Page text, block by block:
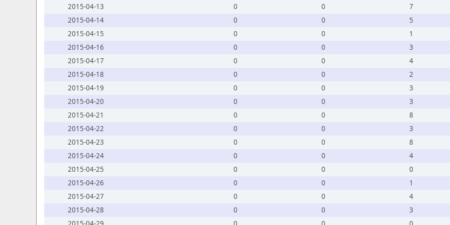
2015-04-13 0 0
7
2015-04-14
0 0
5
2015-04-15
0 0
1
2015-04-16
0 0
3
2015-04-17
0 0
4
2015-04-18
0 0
2
2015-04-19
0 0
3
2015-04-20
0 0
3
2015-04-21
0 0
8
2015-04-22
0 0
3
2015-04-23
0 0
8
2015-04-24
0 0
4
2015-04-25
0 0
0
2015-04-26
0 0
1
2015-04-27
0 0
4
2015-04-28
0 0
3